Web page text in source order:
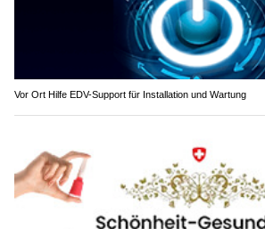
Vor Ort Hilfe EDV-Support für Installation und Wartung